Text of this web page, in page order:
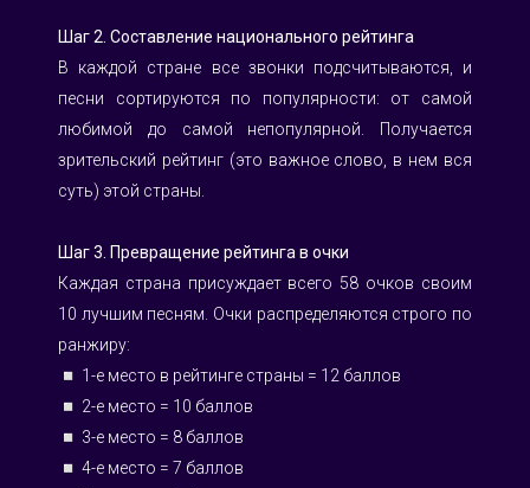
Шаг 2. Составление национального рейтинга
В каждой стране все звонки подсчитываются, и
песни сортируются по популярности: от самой
любимой до самой непопулярной. Получается
зрительский рейтинг (это важное слово, в нем вся
суть) этой страны.
Шаг 3. Превращение рейтинга в очки
Каждая страна присуждает всего 58 очков своим
10 лучшим песням. Очки распределяются строго по
ранжиру:
◽️ 1-е место в рейтинге страны = 12 баллов
◽️ 2-е место = 10 баллов
◽️ 3-е место = 8 баллов
◽️ 4-е место = 7 баллов